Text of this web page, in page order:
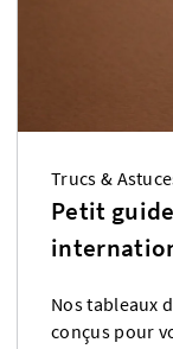
Trucs &
Petit
Nos tableaux
conçus pour